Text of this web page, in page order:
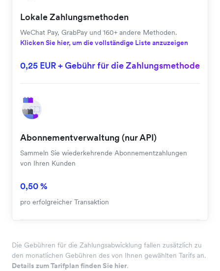
Lokale Zahlungsmethoden
WeChat Pay, GrabPay und 160+ andere Methoden.
Klicken Sie hier, um die vollständige Liste anzuzeigen
0,25 EUR + Gebühr für die Zahlungsmethode
Abonnementverwaltung (nur API)
Sammeln Sie wiederkehrende Abonnementzahlungen
von Ihren Kunden
0,50 %
pro erfolgreicher Transaktion
Die Gebühren für die Zahlungsabwicklung fallen zusätzlich zu
den monatlichen Gebühren des von Ihnen gewählten Tarifs an.
Details zum Tarifplan finden Sie hier.